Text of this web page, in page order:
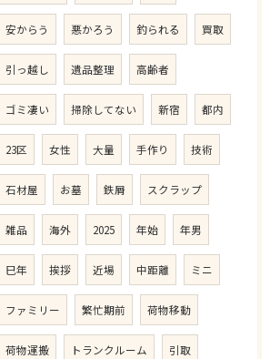
安からう 悪かろう 釣られる 買取
引っ越し 遺品整理 高齢者
ゴミ凄い 掃除してない 新宿 都内
23区 女性 大量 手作り 技術
石材屋 お墓 鉄屑 スクラップ
雑品 海外 2025 年始 年男
巳年 挨拶 近場 中距離 ミニ
ファミリー 繁忙期前 荷物移動
荷物運搬 トランクルーム 引取